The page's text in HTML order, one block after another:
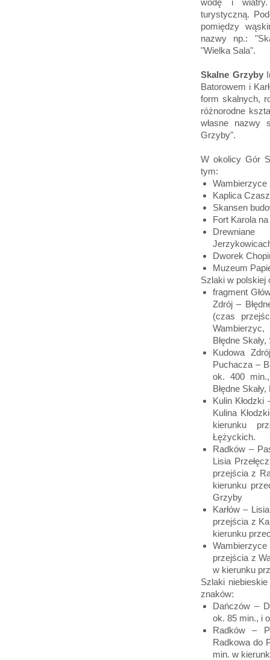
wodę i wiatry.
turystyczną.
pomiędzy
nazwy np.:
"Wielka Sala".
Skalne Grzyby
Batorowem i
form skalnych,
różnorodne
własne nazwy
Grzyby".
W okolicy Gór
tym:
Wambierzyce
Kaplica
Skansen
Fort Karola
Dworek
Muzeum
Szlaki w polskiej
fragment
Zdrój –
(czas
Błędne
Kudowa
Puchacza –
ok. 400
Błędne
Kulin
Kulina
kierunku
Łężyckich.
Radków –
Lisia
przejścia z
kierunku
Grzyby
Karłów –
przejścia z
kierunku
przejścia z
w kierunku
Szlaki
znaków:
Dańczów –
ok. 85 min., i
Radków –
Radkowa do
min. w